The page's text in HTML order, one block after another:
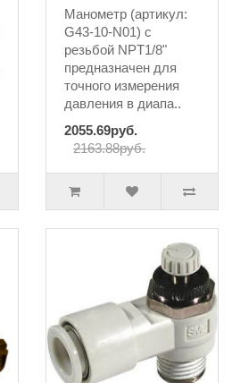
Манометр (артикул:
G43-10-N01) с
резьбой NPT1/8"
предназначен для
точного измерения
давления в диапа..
2055.69руб.
2163.88руб.